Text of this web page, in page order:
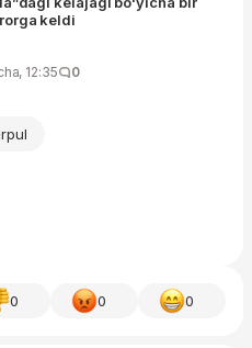
keldi
12:35 0
0 0 0